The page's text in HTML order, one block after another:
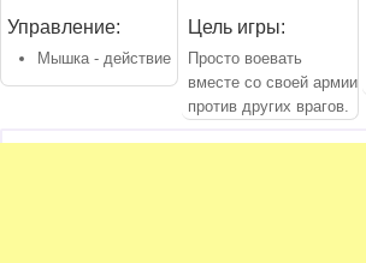
Управление:
Мышка - действие
Цель игры:
Просто воевать
вместе со своей армии
против других врагов.